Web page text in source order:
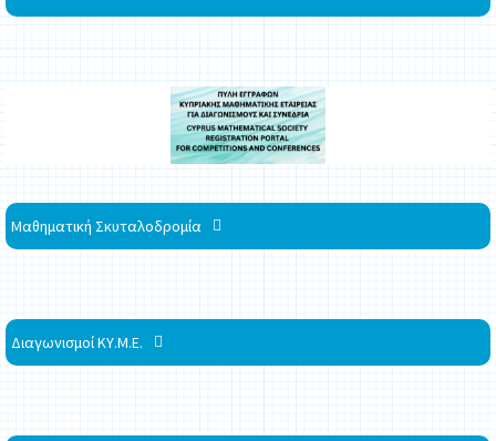
Μαθηματική Σκυταλοδρομία
Διαγωνισμοί ΚΥ.Μ.Ε.